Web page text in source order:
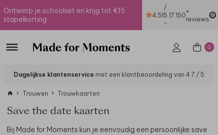
Ontwerp je schoolset en krijg tot €15
stapelkorting
4.51
/
5
-
17.150+
reviews
0
Dagelijkse klantenservice met een klantbeoordeling van 4.7 / 5
Trouwen Trouwkaarten
Save the date kaarten
Bij Made for Moments kun je eenvoudig een persoonlijke save